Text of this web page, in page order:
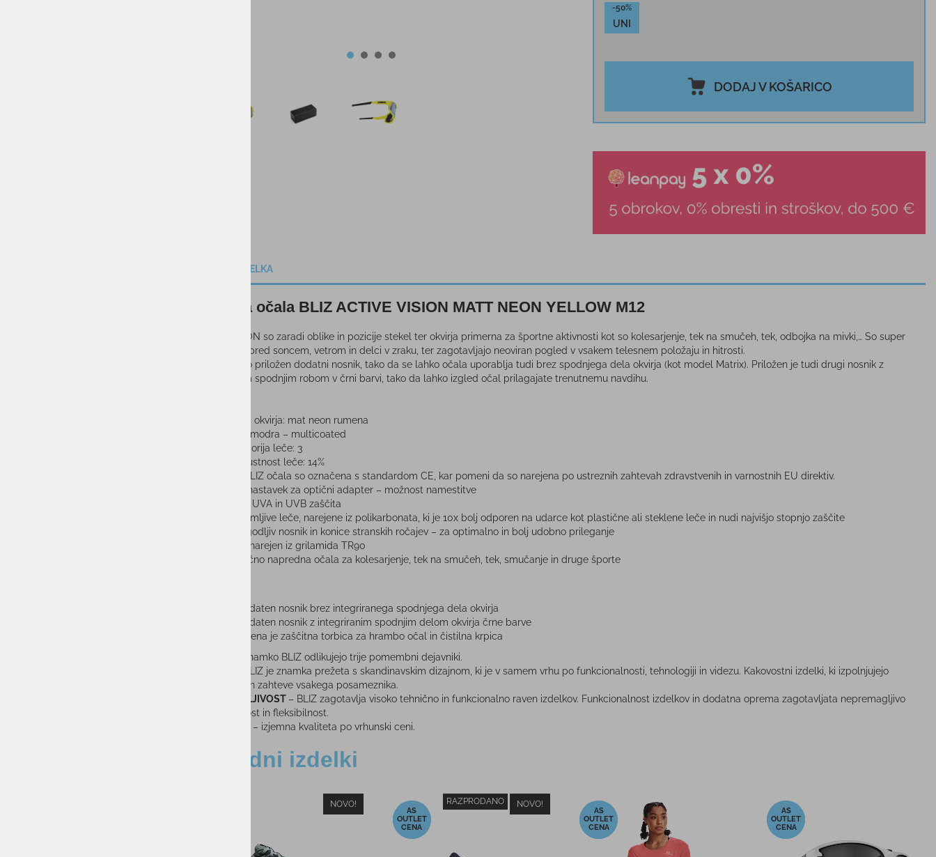
-50%
UNI
DODAJ V KOŠARICO
OPIS IZDELKA
Sončna očala BLIZ ACTIVE VISION MATT NEON YELLOW M12
Očala VISION so zaradi oblike in pozicije stekel ter okvirja primerna za športne aktivnosti kot so kolesarjenje, tek na smučeh, tek, odbojka na mivki,… So super
zaščita oči pred soncem, vetrom in delci v zraku, ter zagotavljajo neoviran pogled v vsakem telesnem položaju in hitrosti.
Očala imajo priložen dodatni nosnik, tako da se lahko očala uporablja tudi brez spodnjega dela okvirja (kot model Matrix). Priložen je tudi drugi nosnik z
integriranim spodnjim robom v črni barvi, tako da lahko izgled očal prilagajate trenutnemu navdihu.
barva okvirja: mat neon rumena
leča: modra – multicoated
kategorija leče: 3
prepustnost leče: 14%
vsa BLIZ očala so označena s standardom CE, kar pomeni da so narejena po ustreznih zahtevah zdravstvenih in varnostnih EU direktiv.
prednastavek za optični adapter – možnost namestitve
100% UVA in UVB zaščita
nezlomljive leče, narejene iz polikarbonata, ki je 10x bolj odporen na udarce kot plastične ali steklene leče in nudi najvišjo stopnjo zaščite
prilagodljiv nosnik in konice stranskih ročajev – za optimalno in bolj udobno prileganje
okvir narejen iz grilamida TR90
tehnično napredna očala za kolesarjenje, tek na smučeh, tek, smučanje in druge športe
1x dodaten nosnik brez integriranega spodnjega dela okvirja
1x dodaten nosnik z integriranim spodnjim delom okvirja črne barve
priložena je zaščitna torbica za hrambo očal in čistilna krpica
Blagovno znamko BLIZ odlikujejo trije pomembni dejavniki.
– BLIZ je znamka prežeta s skandinavskim dizajnom, ki je v samem vrhu po funkcionalnosti, tehnologiji in videzu. Kakovostni izdelki, ki izpolnjujejo
standarde in zahteve vsakega posameznika.
PRILAGODLJIVOST – BLIZ zagotavlja visoko tehnično in funkcionalno raven izdelkov. Funkcionalnost izdelkov in dodatna oprema zagotavljata nepremagljivo
vsestranskost in fleksibilnost.
– izjemna kvaliteta po vrhunski ceni.
Sorodni izdelki
NOVO!
-40%
RAZPRODANO NOVO!
-48% -50%